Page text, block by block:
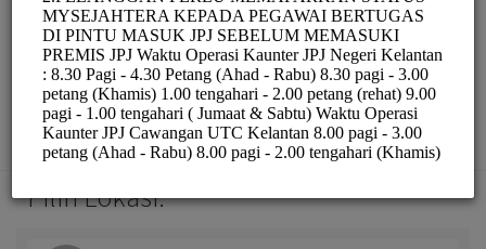
SISTEM TEMUJANJI
ONLINE JPJ NEGERI
KELANTAN
Officials/Government
Pilih Lokasi: